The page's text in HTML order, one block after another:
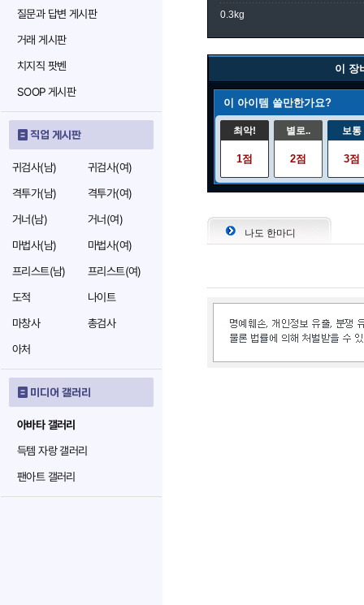
질문과 답변 게시판
거래 게시판
치지직 팟벤
SOOP 게시판
직업 게시판
귀검사(남)
귀검사(여)
격투가(남)
격투가(여)
거너(남)
거너(여)
마법사(남)
마법사(여)
프리스트(남)
프리스트(여)
도적
나이트
마창사
총검사
아처
미디어 갤러리
아바타 갤러리
득템 자랑 갤러리
팬아트 갤러리
0.3kg
이 장
이 아이템 쓸만한가요?
최악!
1점
별로..
2점
보통
3점
나도 한마디